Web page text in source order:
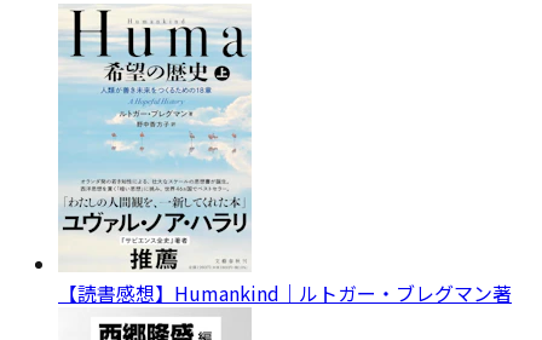
【読書感想】Humankind｜ルトガー・ブレグマン著